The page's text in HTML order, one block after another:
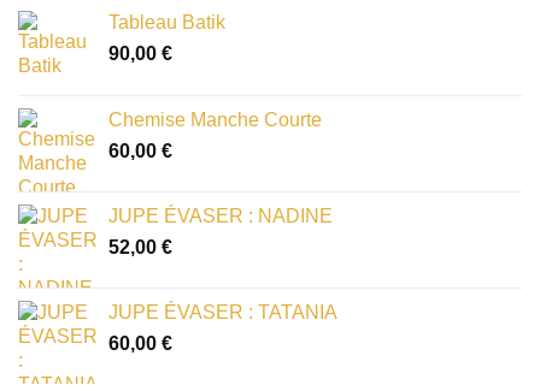
Tableau Batik
90,00 €
Chemise Manche Courte
60,00 €
JUPE ÉVASER : NADINE
52,00 €
JUPE ÉVASER : TATANIA
60,00 €